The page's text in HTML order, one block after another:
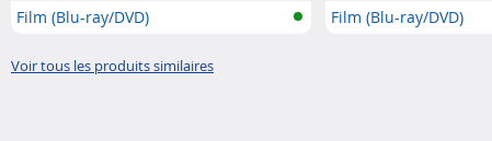
Film (Blu-ray/DVD) Film (Blu-ray/DVD)
Voir tous les produits similaires